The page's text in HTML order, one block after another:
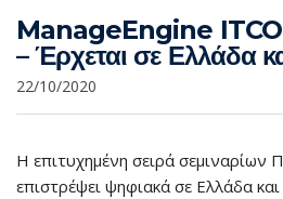
ManageEngine
– Έρχεται σε Ελλάδα
22/10/2020
Η επιτυχημένη σειρά σεμιναρίων
επιστρέψει ψηφιακά σε Ελλάδα